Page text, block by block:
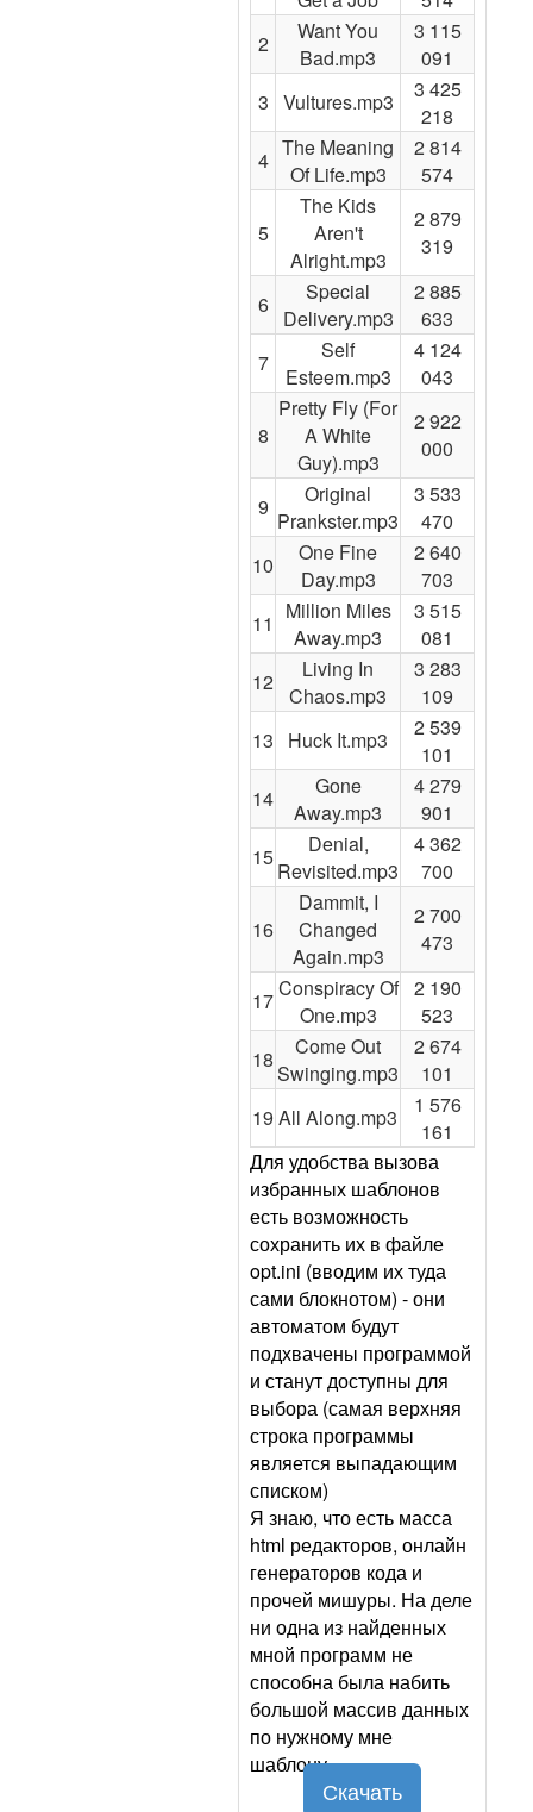
2
Want You
Bad.mp3
3 115
091
3 Vultures.mp3
3 425
218
4 The Meaning
Of Life.mp3
2 814
574
5
The Kids
Aren't
Alright.mp3
2 879
319
6
Special
Delivery.mp3
2 885
633
7
Self
Esteem.mp3
4 124
043
8
Pretty Fly (For
A White
Guy).mp3
2 922
000
9
Original
Prankster.mp3
3 533
470
10
One Fine
Day.mp3
2 640
703
11
Million Miles
Away.mp3
3 515
081
12
Living In
Chaos.mp3
3 283
109
13
Huck It.mp3
2 539
101
14
Gone
Away.mp3
4 279
901
15
Denial,
Revisited.mp3
4 362
700
16
Dammit, I
Changed
Again.mp3
2 700
473
17Conspiracy Of
One.mp3
2 190
523
18
Come Out
Swinging.mp3
2 674
101
19 All Along.mp3
1 576
161
Для удобства вызова
избранных шаблонов
есть возможность
сохранить их в файле
opt.ini (вводим их туда
сами блокнотом) - они
автоматом будут
подхвачены программой
и станут доступны для
выбора (самая верхняя
строка программы
является выпадающим
списком)
Я знаю, что есть масса
html редакторов, онлайн
генераторов кода и
прочей мишуры. На деле
ни одна из найденных
мной программ не
способна была набить
большой массив данных
по нужному мне
шаблону.
Скачать